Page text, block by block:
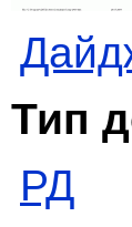
Тип
РД